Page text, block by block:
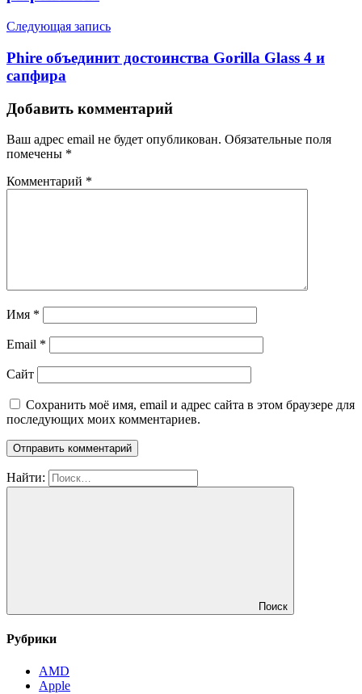
Следующая запись
Phire объединит достоинства Gorilla Glass 4 и
сапфира
Добавить комментарий
Ваш адрес email не будет опубликован. Обязательные поля
помечены *
Комментарий *
Имя *
Email *
Сайт
Сохранить моё имя, email и адрес сайта в этом браузере для
последующих моих комментариев.
Найти:
Поиск
Рубрики
AMD
Apple